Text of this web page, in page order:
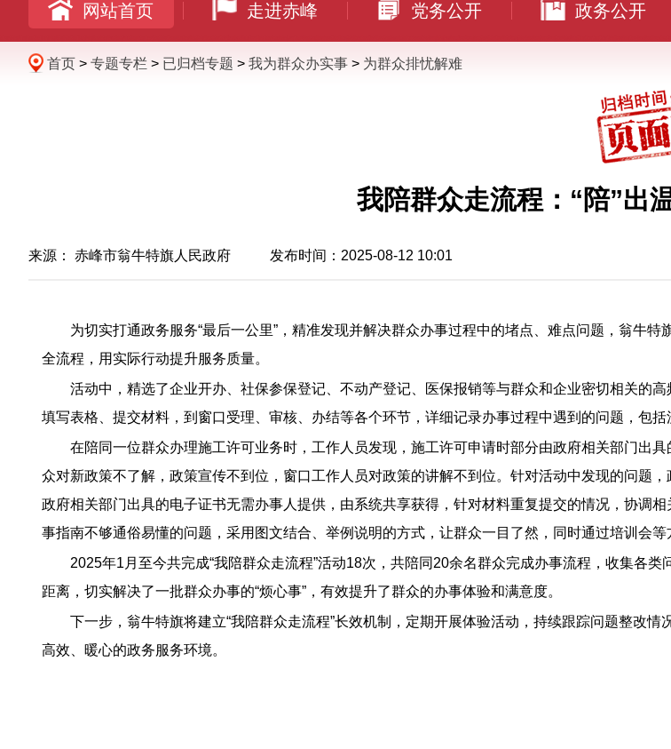
网站首页 走进赤峰 党务公开 政务公开
首页 > 专题专栏 > 已归档专题 > 我为群众办实事 > 为群众排忧解难
我陪群众走流程：“陪”出
来源： 赤峰市翁牛特旗人民政府 发布时间：2025-08-12 10:01
为切实打通政务服务“最后一公里”，精准发现并解决群众办事过程中的堵点、难点问题，翁牛
全流程，用实际行动提升服务质量。
活动中，精选了企业开办、社保参保登记、不动产登记、医保报销等与群众和企业密切相关的
填写表格、提交材料，到窗口受理、审核、办结等各个环节，详细记录办事过程中遇到的问题，包
在陪同一位群众办理施工许可业务时，工作人员发现，施工许可申请时部分由政府相关部门出
众对新政策不了解，政策宣传不到位，窗口工作人员对政策的讲解不到位。针对活动中发现的问题
政府相关部门出具的电子证书无需办事人提供，由系统共享获得，针对材料重复提交的情况，协调
事指南不够通俗易懂的问题，采用图文结合、举例说明的方式，让群众一目了然，同时通过培训会
2025年1月至今共完成“我陪群众走流程”活动18次，共陪同20余名群众完成办事流程，收集各
距离，切实解决了一批群众办事的“烦心事”，有效提升了群众的办事体验和满意度。
下一步，翁牛特旗将建立“我陪群众走流程”长效机制，定期开展体验活动，持续跟踪问题整改
高效、暖心的政务服务环境。